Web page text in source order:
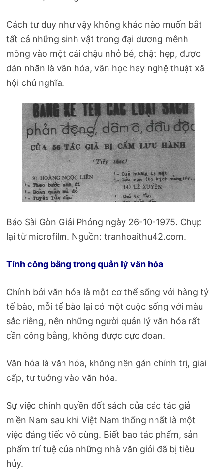
Cách tư duy như vậy không khác nào muốn bắt
tất cả những sinh vật trong đại dương mênh
mông vào một cái chậu nhỏ bé, chật hẹp, được
dán nhãn là văn hóa, văn học hay nghệ thuật xã
hội chủ nghĩa.
Báo Sài Gòn Giải Phóng ngày 26-10-1975. Chụp
lại từ microfilm. Nguồn: tranhoaithu42.com.
Tính công bằng trong quản lý văn hóa
Chính bởi văn hóa là một cơ thể sống với hàng tỷ
tế bào, mỗi tế bào lại có một cuộc sống với màu
sắc riêng, nên những người quản lý văn hóa rất
cần công bằng, không được cực đoan.
Văn hóa là văn hóa, không nên gán chính trị, giai
cấp, tư tưởng vào văn hóa.
Sự việc chính quyền đốt sách của các tác giả
miền Nam sau khi Việt Nam thống nhất là một
việc đáng tiếc vô cùng. Biết bao tác phẩm, sản
phẩm trí tuệ của những nhà văn giỏi đã bị tiêu
hủy.